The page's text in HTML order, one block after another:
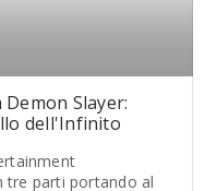
Slayer:
dell'Infinito
tre parti portando al